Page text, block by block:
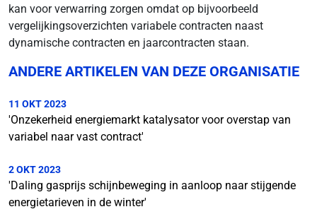
kan voor verwarring zorgen omdat op bijvoorbeeld
vergelijkingsoverzichten variabele contracten naast
dynamische contracten en jaarcontracten staan.
ANDERE ARTIKELEN VAN DEZE ORGANISATIE
11 OKT 2023
'Onzekerheid energiemarkt katalysator voor overstap van
variabel naar vast contract'
2 OKT 2023
'Daling gasprijs schijnbeweging in aanloop naar stijgende
energietarieven in de winter'